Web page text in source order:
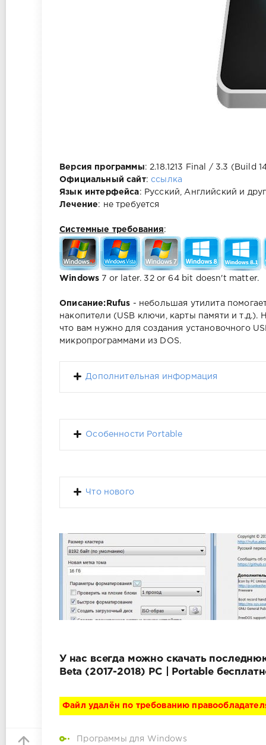
Версия программы: 2.18.1213 Final / 3.3 (Build
Официальный сайт:ссылка
Язык интерфейса: Русский, Английский и
Лечение: не требуется
Системные требования:
Windows 7 or later. 32 or 64 bit doesn't matter.
Описание: Rufus - небольшая утилита
накопители (USB ключи, карты памяти и т.д.).
что вам нужно для создания установочного
микропрограммами из DOS.
Дополнительная информация
Особенности Portable
Что нового
У нас всегда можно скачать
Beta (2017-2018) PC | Portable
Файл удалён по требованию
Программы для Windows